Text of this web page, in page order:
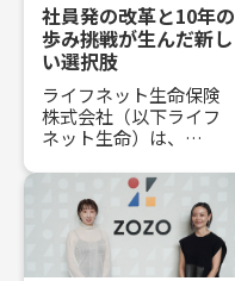
社員発の改革と10年の
歩み――挑戦が生んだ新し
い選択肢
ライフネット生命保険
株式会社（以下ライフ
ネット生命）は、
を積極的に進めていま
す。2015年に、業界に
先駆けて（※）同性パ
ートナーを死亡保険金
の受取人に指定できる